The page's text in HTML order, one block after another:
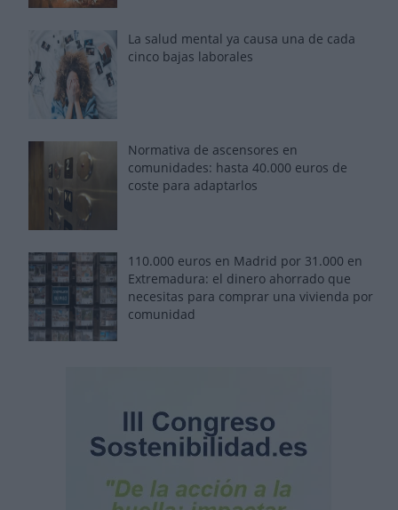
La salud mental ya causa una de cada
cinco bajas laborales
Normativa de ascensores en
comunidades: hasta 40.000 euros de
coste para adaptarlos
110.000 euros en Madrid por 31.000 en
Extremadura: el dinero ahorrado que
necesitas para comprar una vivienda por
comunidad